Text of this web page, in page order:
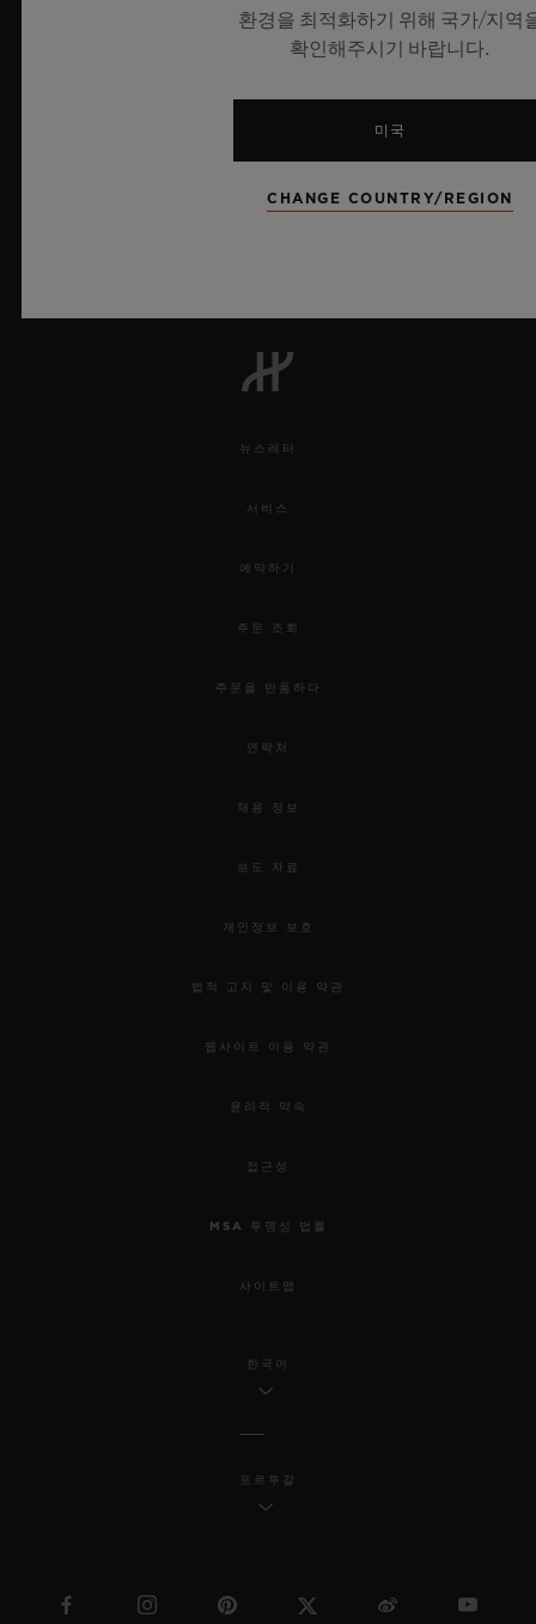
뉴스레터
서비스
예약하기
주문 조회
주문을 반품하다
연락처
채용 정보
보도 자료
개인정보 보호
법적 고지 및 이용 약관
웹사이트 이용 약관
윤리적 약속
접근성
MSA 투명성 법률
사이트맵
한국어
포르투갈
환경을 최적화하기 위해 국가/지역
확인해주시기 바랍니다.
미국
CHANGE COUNTRY/REGION